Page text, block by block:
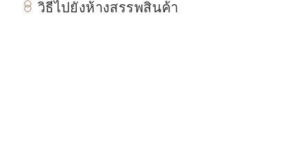
วิธีไปยังห้างสรรพสินค้า